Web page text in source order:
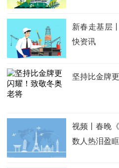
新春走基层
快资讯
坚持比金牌
视频丨春晚
数人热泪盈